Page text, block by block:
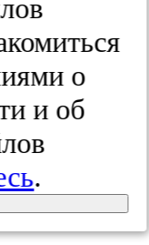
о
и об
.